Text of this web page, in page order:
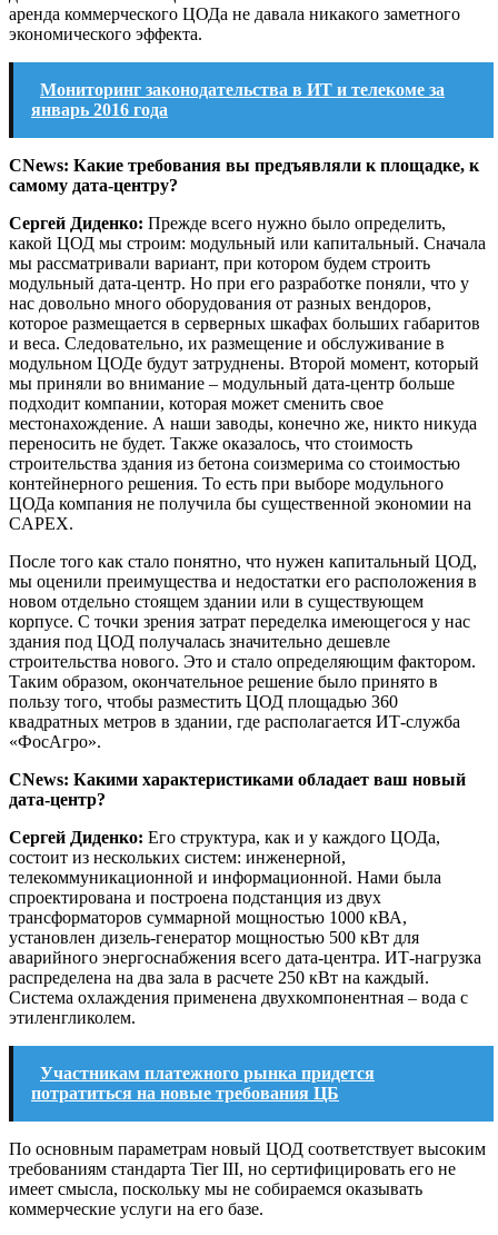
аренда коммерческого ЦОДа не давала никакого заметного
экономического эффекта.
Мониторинг законодательства в ИТ и телекоме за
январь 2016 года
CNews: Какие требования вы предъявляли к площадке, к
самому дата-центру?
Сергей Диденко: Прежде всего нужно было определить,
какой ЦОД мы строим: модульный или капитальный. Сначала
мы рассматривали вариант, при котором будем строить
модульный дата-центр. Но при его разработке поняли, что у
нас довольно много оборудования от разных вендоров,
которое размещается в серверных шкафах больших габаритов
и веса. Следовательно, их размещение и обслуживание в
модульном ЦОДе будут затруднены. Второй момент, который
мы приняли во внимание – модульный дата-центр больше
подходит компании, которая может сменить свое
местонахождение. А наши заводы, конечно же, никто никуда
переносить не будет. Также оказалось, что стоимость
строительства здания из бетона соизмерима со стоимостью
контейнерного решения. То есть при выборе модульного
ЦОДа компания не получила бы существенной экономии на
CAPEX.
После того как стало понятно, что нужен капитальный ЦОД,
мы оценили преимущества и недостатки его расположения в
новом отдельно стоящем здании или в существующем
корпусе. С точки зрения затрат переделка имеющегося у нас
здания под ЦОД получалась значительно дешевле
строительства нового. Это и стало определяющим фактором.
Таким образом, окончательное решение было принято в
пользу того, чтобы разместить ЦОД площадью 360
квадратных метров в здании, где располагается ИТ-служба
«ФосАгро».
CNews: Какими характеристиками обладает ваш новый
дата-центр?
Сергей Диденко: Его структура, как и у каждого ЦОДа,
состоит из нескольких систем: инженерной,
телекоммуникационной и информационной. Нами была
спроектирована и построена подстанция из двух
трансформаторов суммарной мощностью 1000 кВА,
установлен дизель-генератор мощностью 500 кВт для
аварийного энергоснабжения всего дата-центра. ИТ-нагрузка
распределена на два зала в расчете 250 кВт на каждый.
Система охлаждения применена двухкомпонентная – вода с
этиленгликолем.
Участникам платежного рынка придется
потратиться на новые требования ЦБ
По основным параметрам новый ЦОД соответствует высоким
требованиям стандарта Tier III, но сертифицировать его не
имеет смысла, поскольку мы не собираемся оказывать
коммерческие услуги на его базе.